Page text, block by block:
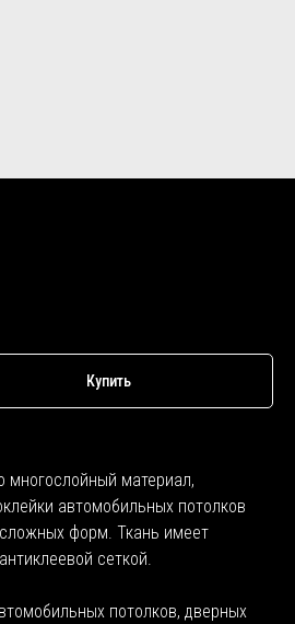
Купить
многослойный материал,
автомобильных потолков
сложных форм. Ткань имеет
сеткой.
потолков, дверных